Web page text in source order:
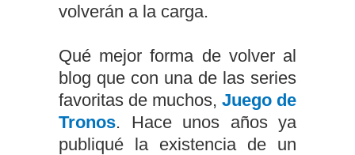
volverán a la carga.
Qué mejor forma de volver al
blog que con una de las series
favoritas de muchos, Juego de
Tronos. Hace unos años ya
publiqué la existencia de un